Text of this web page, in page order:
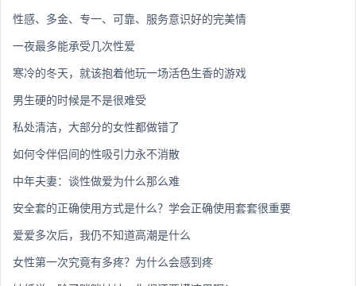
性感、多金、专一、可靠、服务意识好的完美情
一夜最多能承受几次性爱
寒冷的冬天，就该抱着他玩一场活色生香的游戏
男生硬的时候是不是很难受
私处清洁，大部分的女性都做错了
如何令伴侣间的性吸引力永不消散
中年夫妻：谈性做爱为什么那么难
安全套的正确使用方式是什么？学会正确使用套套很重要
爱爱多次后，我仍不知道高潮是什么
女性第一次究竟有多疼？为什么会感到疼